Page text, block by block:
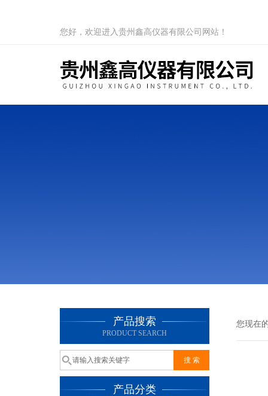
您好，欢迎进入贵州鑫高仪器有限公司网站！
产品搜索
PRODUCT SEARCH
产品分类
您现在